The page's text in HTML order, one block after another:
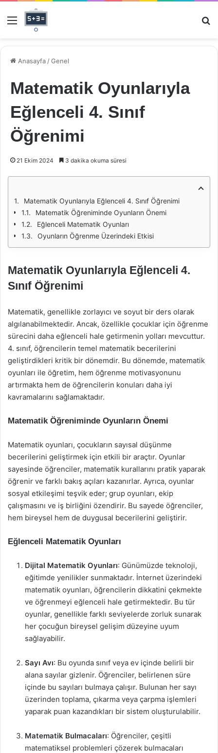
Menü
Anasayfa /Genel
Matematik Oyunlarıyla
Eğlenceli 4. Sınıf
Öğrenimi
21 Ekim 2024 3 dakika okuma süresi
Matematik Oyunlarıyla Eğlenceli 4. Sınıf Öğrenimi
Matematik Öğreniminde Oyunların Önemi
Eğlenceli Matematik Oyunları
Oyunların Öğrenme Üzerindeki Etkisi
Matematik Oyunlarıyla Eğlenceli 4.
Sınıf Öğrenimi
Matematik, genellikle zorlayıcı ve soyut bir ders olarak
algılanabilmektedir. Ancak, özellikle çocuklar için öğrenme
sürecini daha eğlenceli hale getirmenin yolları mevcuttur.
4. sınıf, öğrencilerin temel matematik becerilerini
geliştirdikleri kritik bir dönemdir. Bu dönemde, matematik
oyunları ile öğretim, hem öğrenme motivasyonunu
artırmakta hem de öğrencilerin konuları daha iyi
kavramalarını sağlamaktadır.
Matematik Öğreniminde Oyunların Önemi
Matematik oyunları, çocukların sayısal düşünme
becerilerini geliştirmek için etkili bir araçtır. Oyunlar
sayesinde öğrenciler, matematik kurallarını pratik yaparak
öğrenir ve farklı bakış açıları kazanırlar. Ayrıca, oyunlar
sosyal etkileşimi teşvik eder; grup oyunları, ekip
çalışmasını ve iş birliğini özendirir. Bu sayede öğrenciler,
hem bireysel hem de duygusal becerilerini geliştirir.
Eğlenceli Matematik Oyunları
Dijital Matematik Oyunları: Günümüzde teknoloji,
eğitimde yenilikler sunmaktadır. İnternet üzerindeki
matematik oyunları, öğrencilerin dikkatini çekmekte
ve öğrenmeyi eğlenceli hale getirmektedir. Bu tür
oyunlar, genellikle farklı seviyelerde zorluk sunarak
her çocuğun bireysel gelişim düzeyine uyum
sağlayabilir.
Sayı Avı: Bu oyunda sınıf veya ev içinde belirli bir
alana sayılar gizlenir. Öğrenciler, belirlenen süre
içinde bu sayıları bulmaya çalışır. Bulunan her sayı
üzerinden toplama, çıkarma veya çarpma işlemleri
yaparak puan kazandıkları bir sistem oluşturulabilir.
Matematik Bulmacaları: Öğrenciler, çeşitli
matematiksel problemleri çözerek bulmacaları